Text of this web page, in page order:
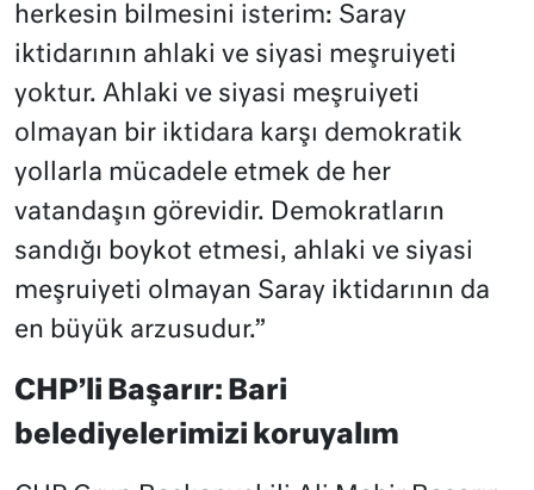
herkesin bilmesini isterim: Saray
iktidarının ahlaki ve siyasi meşruiyeti
yoktur. Ahlaki ve siyasi meşruiyeti
olmayan bir iktidara karşı demokratik
yollarla mücadele etmek de her
vatandaşın görevidir. Demokratların
sandığı boykot etmesi, ahlaki ve siyasi
meşruiyeti olmayan Saray iktidarının da
en büyük arzusudur.”
CHP’li Başarır: Bari
belediyelerimizi koruyalım